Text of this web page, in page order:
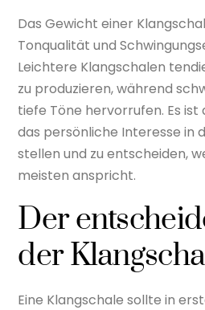
Das Gewicht einer
Tonqualität und
Leichtere Klangschalen
zu produzieren, während
tiefe Töne hervorrufen. Es ist
das persönliche Interesse in
stellen und zu entscheiden,
meisten anspricht.
Der
der
Eine Klangschale sollte in